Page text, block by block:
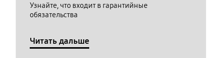
Узнайте, что входит в гарантийные
обязательства
Читать дальше